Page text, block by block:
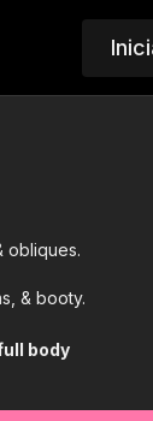
obliques.
& booty.
body